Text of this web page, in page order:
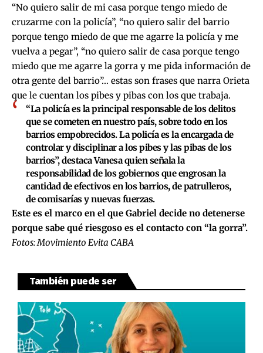
“No quiero salir de mi casa porque tengo miedo de
cruzarme con la policía”, “no quiero salir del barrio
porque tengo miedo de que me agarre la policía y me
vuelva a pegar”, “no quiero salir de casa porque tengo
miedo que me agarre la gorra y me pida información de
otra gente del barrio”… estas son frases que narra Orieta
que le cuentan los pibes y pibas con los que trabaja.
“La policía es la principal responsable de los delitos
que se cometen en nuestro país, sobre todo en los
barrios empobrecidos. La policía es la encargada de
controlar y disciplinar a los pibes y las pibas de los
barrios”, destaca Vanesa quien señala la
responsabilidad de los gobiernos que engrosan la
cantidad de efectivos en los barrios, de patrulleros,
de comisarías y nuevas fuerzas.
Este es el marco en el que Gabriel decide no detenerse
porque sabe qué riesgoso es el contacto con “la gorra”.
Fotos:Movimiento Evita CABA
También puede ser